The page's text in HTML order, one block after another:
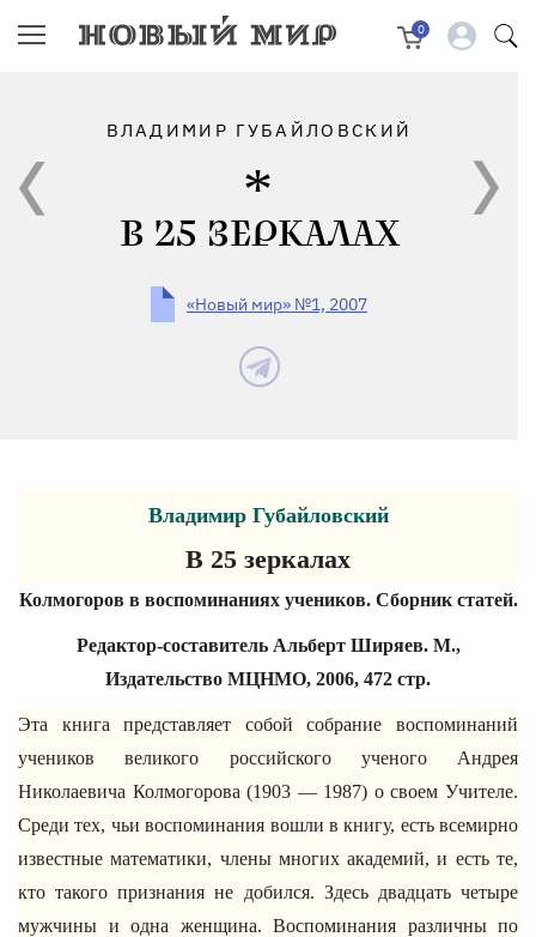
0
ВЛАДИМИР ГУБАЙЛОВСКИЙ
В 25 ЗЕРКАЛАХ
«Новый мир» №1, 2007
Владимир Губайловский
В 25 зеркалах
Колмогоров в воспоминаниях учеников. Сборник статей.
Редактор-составитель Альберт Ширяев. М.,
Издательство МЦНМО, 2006, 472 стр.
Эта книга представляет собой собрание воспоминаний
учеников великого российского ученого Андрея
Николаевича Колмогорова (1903 — 1987) о своем Учителе.
Среди тех, чьи воспоминания вошли в книгу, есть всемирно
известные математики, члены многих академий, и есть те,
кто такого признания не добился. Здесь двадцать четыре
мужчины и одна женщина. Воспоминания различны по